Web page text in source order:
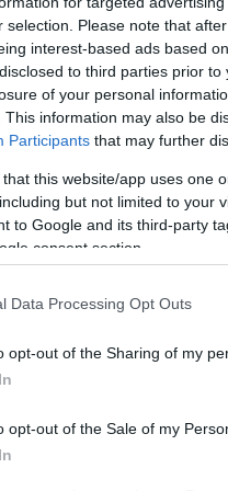
selection. Please note that
interest-based ads based
to third parties prior
of your personal
This information may also be
Participants that may further
that this website/app uses one
but not limited to your
to Google and its third-party
consent section.
Data Processing Opt Outs
opt-out of the Sharing of my
opt-out of the Sale of my
– Az